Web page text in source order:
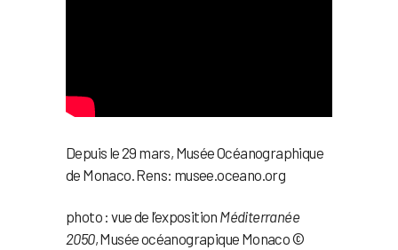
Depuis le 29 mars, Musée Océanographique
de Monaco. Rens: musee.oceano.org
photo : vue de l’exposition Méditerranée
2050, Musée océanograpique Monaco ©